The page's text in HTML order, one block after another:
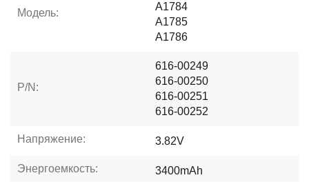
Модель:
A1784
A1785
A1786
P/N:
616-00249
616-00250
616-00251
616-00252
Напряжение: 3.82V
Энергоемкость: 3400mAh